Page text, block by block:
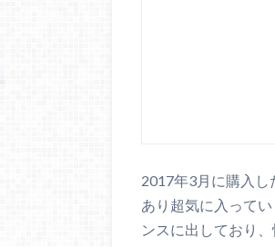
2017年3月に購入
あり超気に入って
ンスに出しており